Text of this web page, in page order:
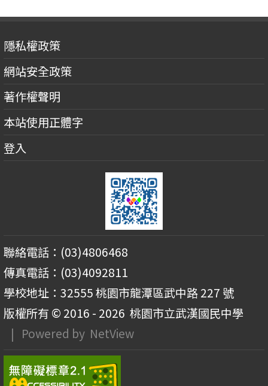
隱私權政策
網站安全政策
著作權聲明
本站使用正體字
登入
聯絡電話：(03)4806468
傳真電話：(03)4092811
學校地址：32555 桃園市龍潭區武中路 227 號
版權所有 © 2016 - 2026 桃園市立武漢國民中學
| Powered by NetView